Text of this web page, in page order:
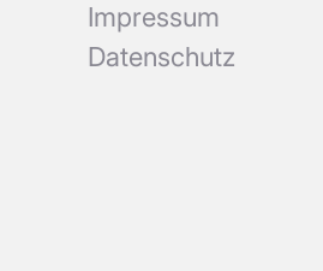
Impressum
Datenschutz